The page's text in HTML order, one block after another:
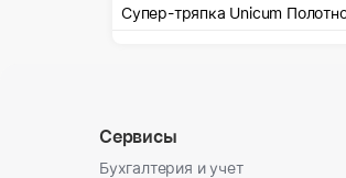
Супер-тряпка Unicum
Сервисы
Бухгалтерия и учет